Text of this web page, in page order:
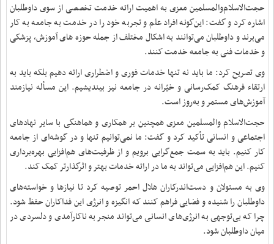
حجت‌الاسلام‌والمسلمین معزی به اهمیت ارائه خدمت تخصصی از سوی داوطلبان
اشاره کرد و گفت: این‌گونه افراد علم و تجربه خود را در خدمت به جامعه به کار
می‌برند و داوطلبان می‌توانند به اشکال مختلف از جمله حوزه های آموزش، پزشکی
و خدمات فنی به جامعه خدمت کنند.
وی تصریح کرد: ما باید نه تنها خدمات فوری و اضطراری ارائه دهیم بلکه باید به
ارتقاء فرهنگ کمک‌رسانی و خیّرانه در جامعه نیز بیندیشیم. این مسأله نیازمند
آموزش‌های مستمر و به‌روز است.
حجت‌الاسلام والمسلمین معزی همچنین بر همکاری و هماهنگی با سایر نهادهای
اجتماعی و انسانی تأکید کرد و گفت: ما نمی‌توانیم تنها و در گوشه‌ای از جامعه
کار کنیم. باید به سمت جمع‌گرایی برویم و از ظرفیت‌های هم‌افزایی بهره‌برداری
کنیم. این هم‌افزایی می‌تواند به ما در ارائه خدمات بهتر و اثرگذارتر کمک کند.
وی به مسئولان و دست‌اندرکاران هلال احمر توصیه کرد تا نیازها و خواسته‌های
داوطلبان را شنیده و فضایی فراهم کنند که انگیزه و انرژی این فداکاران حفظ شود.
چرا که بی‌توجهی به انرژی‌های انسانی می‌تواند منجر به ناکارآمدی و دلسردی در
میان داوطلبان شود.